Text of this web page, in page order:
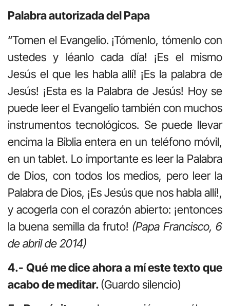
Palabra autorizada del Papa
“Tomen el Evangelio. ¡Tómenlo, tómenlo con
ustedes y léanlo cada día! ¡Es el mismo
Jesús el que les habla allí! ¡Es la palabra de
Jesús! ¡Esta es la Palabra de Jesús! Hoy se
puede leer el Evangelio también con muchos
instrumentos tecnológicos. Se puede llevar
encima la Biblia entera en un teléfono móvil,
en un tablet. Lo importante es leer la Palabra
de Dios, con todos los medios, pero leer la
Palabra de Dios, ¡Es Jesús que nos habla allí!,
y acogerla con el corazón abierto: ¡entonces
la buena semilla da fruto! (Papa Francisco, 6
de abril de 2014)
4.- Qué me dice ahora a mí este texto que
acabo de meditar.(Guardo silencio)